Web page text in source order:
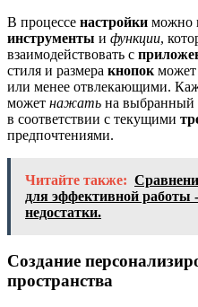
В процессе настройки можно
инструменты и функции,
взаимодействовать с
стиля и размера кнопок может
или менее отвлекающими.
может нажать на выбранный
в соответствии с текущими
предпочтениями.
Читайте также:
для эффективной работы
недостатки.
Создание
пространства